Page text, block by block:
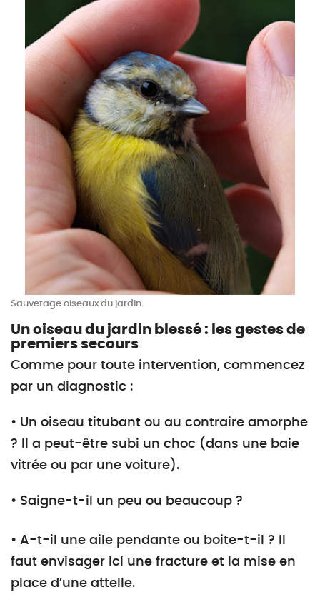
Sauvetage oiseaux du jardin.
Un oiseau du jardin blessé : les gestes de
premiers secours
Comme pour toute intervention, commencez
par un diagnostic :
• Un oiseau titubant ou au contraire amorphe
? Il a peut-être subi un choc (dans une baie
vitrée ou par une voiture).
• Saigne-t-il un peu ou beaucoup ?
• A-t-il une aile pendante ou boite-t-il ? Il
faut envisager ici une fracture et la mise en
place d’une attelle.